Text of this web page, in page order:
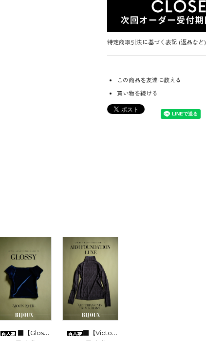
特定商取引法に基づく表記 (返品など)
この商品を友達に教える
買い物を続ける
■【Glossy】Velour-Moon River- ■【Victorian cats Black berry】Arm foundation luxe